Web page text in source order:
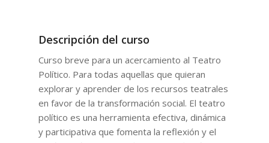
Descripción del curso
Curso breve para un acercamiento al Teatro
Político. Para todas aquellas que quieran
explorar y aprender de los recursos teatrales
en favor de la transformación social. El teatro
político es una herramienta efectiva, dinámica
y participativa que fomenta la reflexión y el